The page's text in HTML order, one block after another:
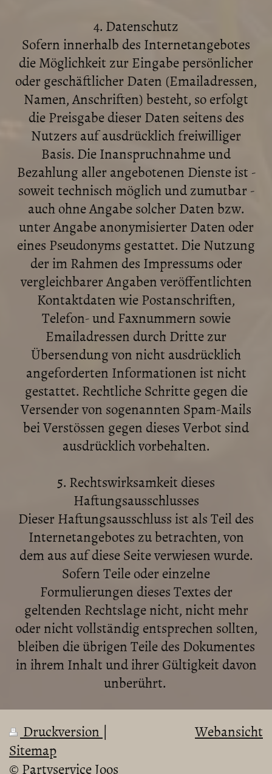
4. Datenschutz
Sofern innerhalb des Internetangebotes
die Möglichkeit zur Eingabe persönlicher
oder geschäftlicher Daten (Emailadressen,
Namen, Anschriften) besteht, so erfolgt
die Preisgabe dieser Daten seitens des
Nutzers auf ausdrücklich freiwilliger
Basis. Die Inanspruchnahme und
Bezahlung aller angebotenen Dienste ist -
soweit technisch möglich und zumutbar -
auch ohne Angabe solcher Daten bzw.
unter Angabe anonymisierter Daten oder
eines Pseudonyms gestattet. Die Nutzung
der im Rahmen des Impressums oder
vergleichbarer Angaben veröffentlichten
Kontaktdaten wie Postanschriften,
Telefon- und Faxnummern sowie
Emailadressen durch Dritte zur
Übersendung von nicht ausdrücklich
angeforderten Informationen ist nicht
gestattet. Rechtliche Schritte gegen die
Versender von sogenannten Spam-Mails
bei Verstössen gegen dieses Verbot sind
ausdrücklich vorbehalten.
5. Rechtswirksamkeit dieses
Haftungsausschlusses
Dieser Haftungsausschluss ist als Teil des
Internetangebotes zu betrachten, von
dem aus auf diese Seite verwiesen wurde.
Sofern Teile oder einzelne
Formulierungen dieses Textes der
geltenden Rechtslage nicht, nicht mehr
oder nicht vollständig entsprechen sollten,
bleiben die übrigen Teile des Dokumentes
in ihrem Inhalt und ihrer Gültigkeit davon
unberührt.
Druckversion |
Sitemap
© Partyservice Joos
Webansicht